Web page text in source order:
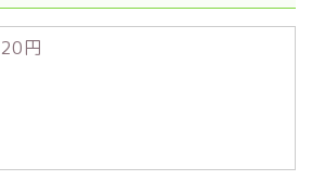
円